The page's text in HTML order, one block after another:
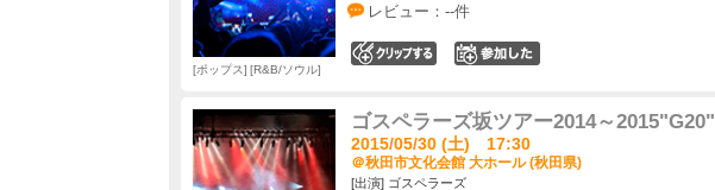
レビュー：--件
ポップス R&B/ソウル
ゴスペラーズ坂ツアー2014～2015"G20"
2015/05/30 (土) 17:30
＠秋田市文化会館 大ホール (秋田県)
[出演] ゴスペラーズ